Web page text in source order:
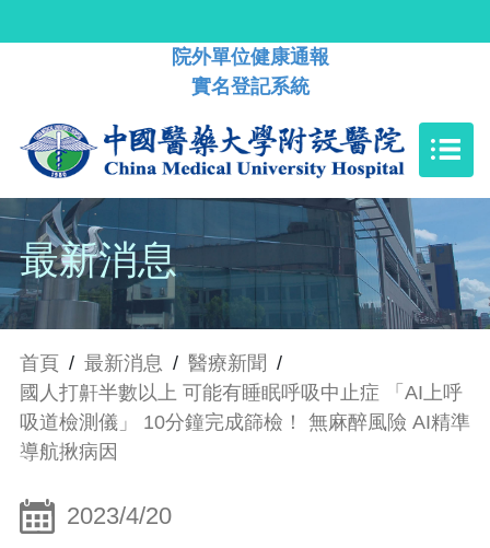
院外單位健康通報
實名登記系統
最新消息
首頁 / 最新消息 / 醫療新聞 /
國人打鼾半數以上 可能有睡眠呼吸中止症 「AI上呼
吸道檢測儀」 10分鐘完成篩檢！ 無麻醉風險 AI精準
導航揪病因
2023/4/20